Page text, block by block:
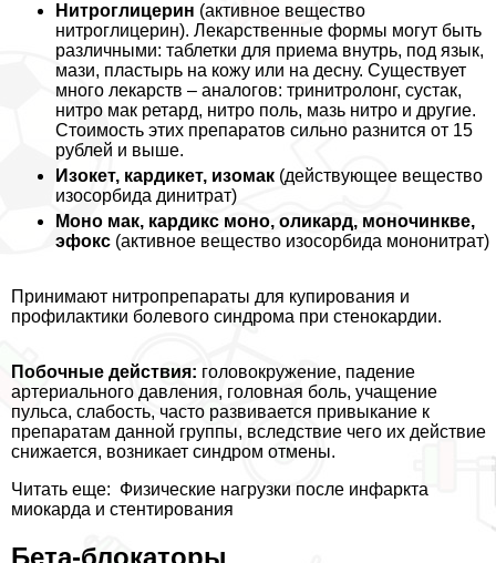
Нитроглицерин (активное вещество
нитроглицерин). Лекарственные формы могут быть
различными: таблетки для приема внутрь, под язык,
мази, пластырь на кожу или на десну. Существует
много лекарств – аналогов: тринитролонг, сустак,
нитро мак ретард, нитро поль, мазь нитро и другие.
Стоимость этих препаратов сильно разнится от 15
рублей и выше.
Изокет, кардикет, изомак (действующее вещество
изосорбида динитрат)
Моно мак, кардикс моно, оликард, моночинкве,
эфокс (активное вещество изосорбида мононитрат)
Принимают нитропрепараты для купирования и
профилактики болевого синдрома при стенокардии.
Побочные действия: головокружение, падение
артериального давления, головная боль, учащение
пульса, слабость, часто развивается привыкание к
препаратам данной группы, вследствие чего их действие
снижается, возникает синдром отмены.
Читать еще: Физические нагрузки после инфаркта
миокарда и стентирования